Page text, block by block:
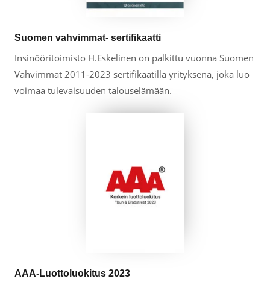
Suomen vahvimmat- sertifikaatti
Insinööritoimisto H.Eskelinen on palkittu vuonna Suomen
Vahvimmat 2011-2023 sertifikaatilla yrityksenä, joka luo
voimaa tulevaisuuden talouselämään.
AAA-Luottoluokitus 2023